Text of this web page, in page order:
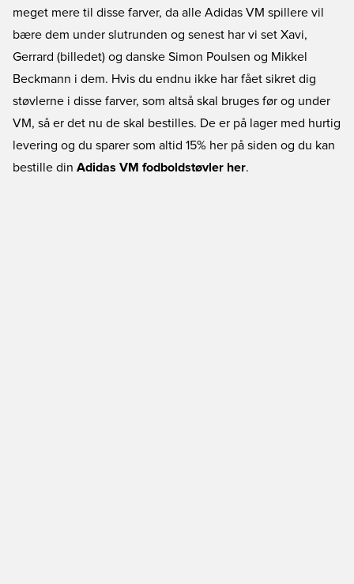
meget mere til disse farver, da alle Adidas VM spillere vil
bære dem under slutrunden og senest har vi set Xavi,
Gerrard (billedet) og danske Simon Poulsen og Mikkel
Beckmann i dem. Hvis du endnu ikke har fået sikret dig
støvlerne i disse farver, som altså skal bruges før og under
VM, så er det nu de skal bestilles. De er på lager med hurtig
levering og du sparer som altid 15% her på siden og du kan
bestille din Adidas VM fodboldstøvler her.